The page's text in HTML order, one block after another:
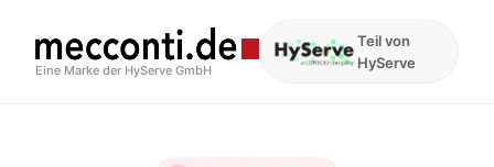
Eine Marke der HyServe GmbH
Teil von
HyServe